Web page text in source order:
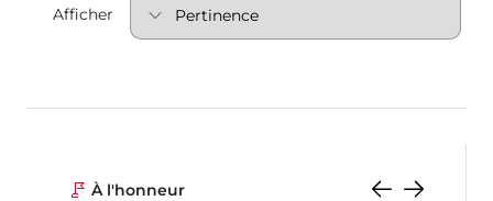
Afficher
À l'honneur